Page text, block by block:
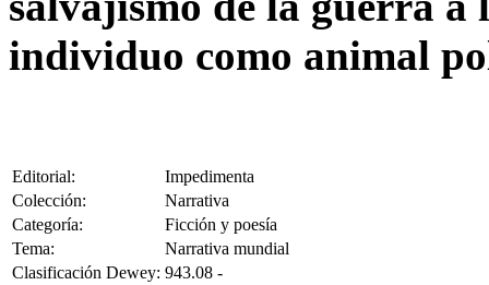
individuo como animal
Editorial:
Impedimenta
Colección:
Narrativa
Categoría:
Ficción y poesía
Tema:
Narrativa mundial
Clasificación Dewey: 943.08 -